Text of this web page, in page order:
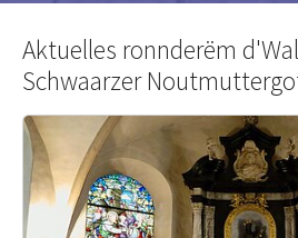
Aktuelles ronnderëm
Schwaarzer